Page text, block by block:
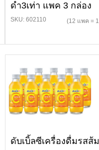
ดำ3เท่า แพค 3 กล่อง
SKU: 602110 (12 แพค =
ดับเบิ้ลซีเครื่องดื่มรสส้ม